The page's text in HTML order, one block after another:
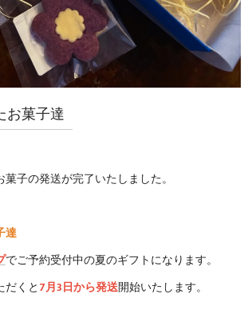
お菓子達
子の発送が完了いたしました。
達
でご予約受付中の夏のギフトになります。
だくと7月3日から発送開始いたします。